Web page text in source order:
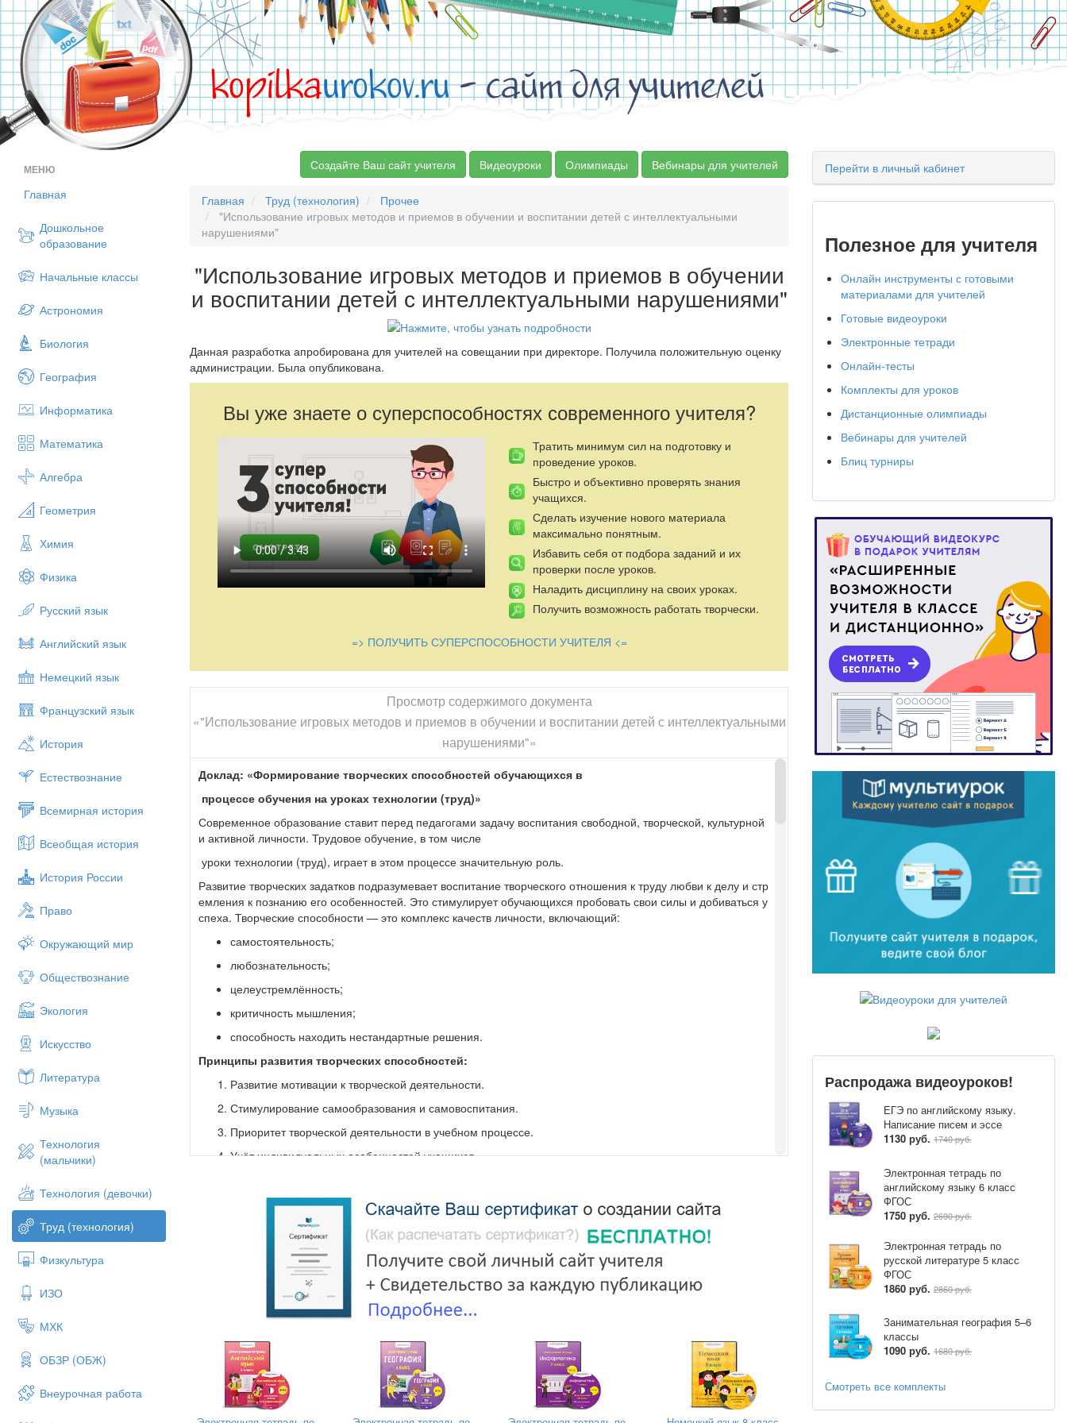
kopilkaurokov.ru- сайт для учителей
МЕНЮ
Главная
Дошкольное
образование
Начальные классы
Астрономия
Биология
География
Информатика
Математика
Алгебра
Геометрия
Химия
Физика
Русский язык
Английский язык
Немецкий язык
Французский язык
История
Естествознание
Всемирная история
Всеобщая история
История России
Право
Окружающий мир
Обществознание
Экология
Искусство
Литература
Музыка
Технология
(мальчики)
Технология (девочки)
Труд (технология)
Физкультура
ИЗО
МХК
ОБЗР (ОБЖ)
Внеурочная работа
Создайте Ваш сайт учителя Видеоуроки Олимпиады Вебинары для учителей
Главная Труд (технология)
Прочее
"Использование игровых методов и приемов в обучении и воспитании детей с интеллектуальными
нарушениями"
"Использование игровых методов и приемов в обучении
и воспитании детей с интеллектуальными нарушениями"
Данная разработка апробирована для учителей на совещании при директоре. Получила положительную оценку
администрации. Была опубликована.
Вы уже знаете о суперспособностях современного учителя?
Тратить минимум сил на подготовку и
проведение уроков.
Быстро и объективно проверять знания
учащихся.
Сделать изучение нового материала
максимально понятным.
Избавить себя от подбора заданий и их
проверки после уроков.
Наладить дисциплину на своих уроках.
Получить возможность работать творчески.
=> ПОЛУЧИТЬ СУПЕРСПОСОБНОСТИ УЧИТЕЛЯ <=
Просмотр содержимого документа
«"Использование игровых методов и приемов в обучении и воспитании детей с интеллектуальными
нарушениями"»
Доклад: «Формирование творческих способностей обучающихся в
процессе обучения на уроках технологии (труд)»
Современное образование ставит перед педагогами задачу воспитания свободной, творческой, культурной
и активной личности. Трудовое обучение, в том числе
уроки технологии (труд), играет в этом процессе значительную роль.
Развитие творческих задатков подразумевает воспитание творческого отношения к труду любви к делу и стр
емления к познанию его особенностей. Это стимулирует обучающихся пробовать свои силы и добиваться у
спеха. Творческие способности — это комплекс качеств личности, включающий:
самостоятельность;
любознательность;
целеустремлённость;
критичность мышления;
способность находить нестандартные решения.
Принципы развития творческих способностей:
Развитие мотивации к творческой деятельности.
Стимулирование самообразования и самовоспитания.
Приоритет творческой деятельности в учебном процессе.
Учёт индивидуальных особенностей учащихся.
Методы и технологии развития творческих способностей на уроках труд (технологии)
1. Технология проблемного обучения
Создаёт условия для самостоятельного поиска решений.
Пример проблемной ситуации:
ые растворы»: «Почему растворы застывают?».
Тема «Смешивание цветов»: «Как нарисовать радугу, имея три основных цвета
красный, жёлтый, синий)?».
создание проблемной ситуации;
обсуждение проблемы;
выдвижение гипотез;
Перейти в личный кабинет
Полезное для учителя
Онлайн инструменты с готовыми
материалами для учителей
Готовые видеоуроки
Электронные тетради
Онлайн-тесты
Комплекты для уроков
Дистанционные олимпиады
Вебинары для учителей
Блиц турниры
Распродажа видеоуроков!
ЕГЭ по английскому языку.
Написание писем и эссе
1130 руб. 1740 руб.
Электронная тетрадь по
английскому языку 6 класс
ФГОС
1750 руб. 2690 руб.
Электронная тетрадь по
русской литературе 5 класс
ФГОС
1860 руб. 2860 руб.
Занимательная география 5–6
классы
1090 руб. 1680 руб.
Смотреть все комплекты